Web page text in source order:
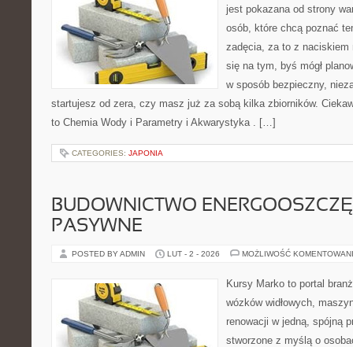
jest pokazana od strony
osób, które chcą poznać
zadęcia, za to z naciskiem
się na tym, byś mógł
w sposób bezpieczny,
startujesz od zera, czy masz już za sobą kilka zbiorników.
to Chemia Wody i Parametry i Akwarystyka . […]
CATEGORIES: JAPONIA
BUDOWNICTWO
PASYWNE
POSTED BY ADMIN LUT - 2 - 2026 MOŻLIWOŚĆ
Kursy Marko to portal
wózków widłowych,
renowacji w jedną, spójną
stworzone z myślą o